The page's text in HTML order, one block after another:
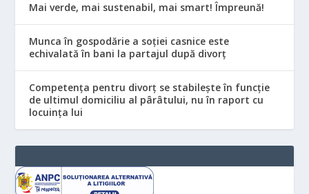
Mai verde, mai sustenabil, mai smart! Împreună!
Munca în gospodărie a soției casnice este
echivalată în bani la partajul după divorț
Competența pentru divorț se stabilește în funcție
de ultimul domiciliu al pârâtului, nu în raport cu
locuinţa lui